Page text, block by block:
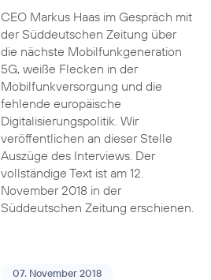
CEO Markus Haas im Gespräch mit
der Süddeutschen Zeitung über
die nächste Mobilfunkgeneration
5G, weiße Flecken in der
Mobilfunkversorgung und die
fehlende europäische
Digitalisierungspolitik. Wir
veröffentlichen an dieser Stelle
Auszüge des Interviews. Der
vollständige Text ist am 12.
November 2018 in der
Süddeutschen Zeitung erschienen.
07. November 2018